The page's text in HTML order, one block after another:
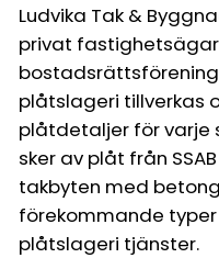
Ludvika Tak &
privat
plåtslageri tillverkas
plåtdetaljer för varje
sker av plåt från
takbyten med
förekommande
plåtslageri tjänster.